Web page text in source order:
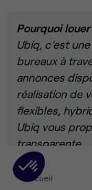
Accueil
Pourquoi
Ubiq, c’est
bureaux à
annonces
réalisation de
flexibles,
Ubiq vous
transparente.
Découvrez